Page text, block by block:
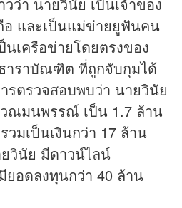
และเป็นแม่ข่ายยูฟันคน
เครือข่ายโดยตรงของ
ราบัณฑิต ที่ถูกจับกุมได้
รตรวจสอบพบว่า นายวินัย
วณมนพรรณ์ เป็น 1.7 ล้าน
มเป็นเงินกว่า 17 ล้าน
วินัย มีดาวน์ไลน์
อดลงทุนกว่า 40 ล้าน